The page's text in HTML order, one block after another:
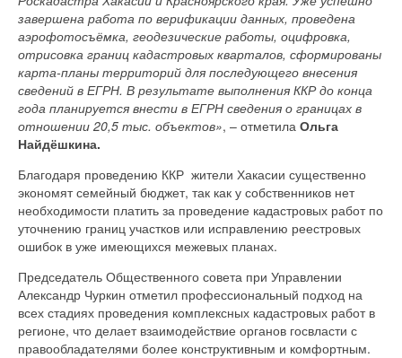
завершена работа по верификации данных, проведена
аэрофотосъёмка, геодезические работы, оцифровка,
отрисовка границ кадастровых кварталов, сформированы
карта-планы территорий для последующего внесения
сведений в ЕГРН. В результате выполнения ККР до конца
года планируется внести в ЕГРН сведения о границах в
отношении 20,5 тыс. объектов», – отметила Ольга
Найдёшкина.
Благодаря проведению ККР жители Хакасии существенно
экономят семейный бюджет, так как у собственников нет
необходимости платить за проведение кадастровых работ по
уточнению границ участков или исправлению реестровых
ошибок в уже имеющихся межевых планах.
Председатель Общественного совета при Управлении
Александр Чуркин отметил профессиональный подход на
всех стадиях проведения комплексных кадастровых работ в
регионе, что делает взаимодействие органов госвласти с
правообладателями более конструктивным и комфортным.